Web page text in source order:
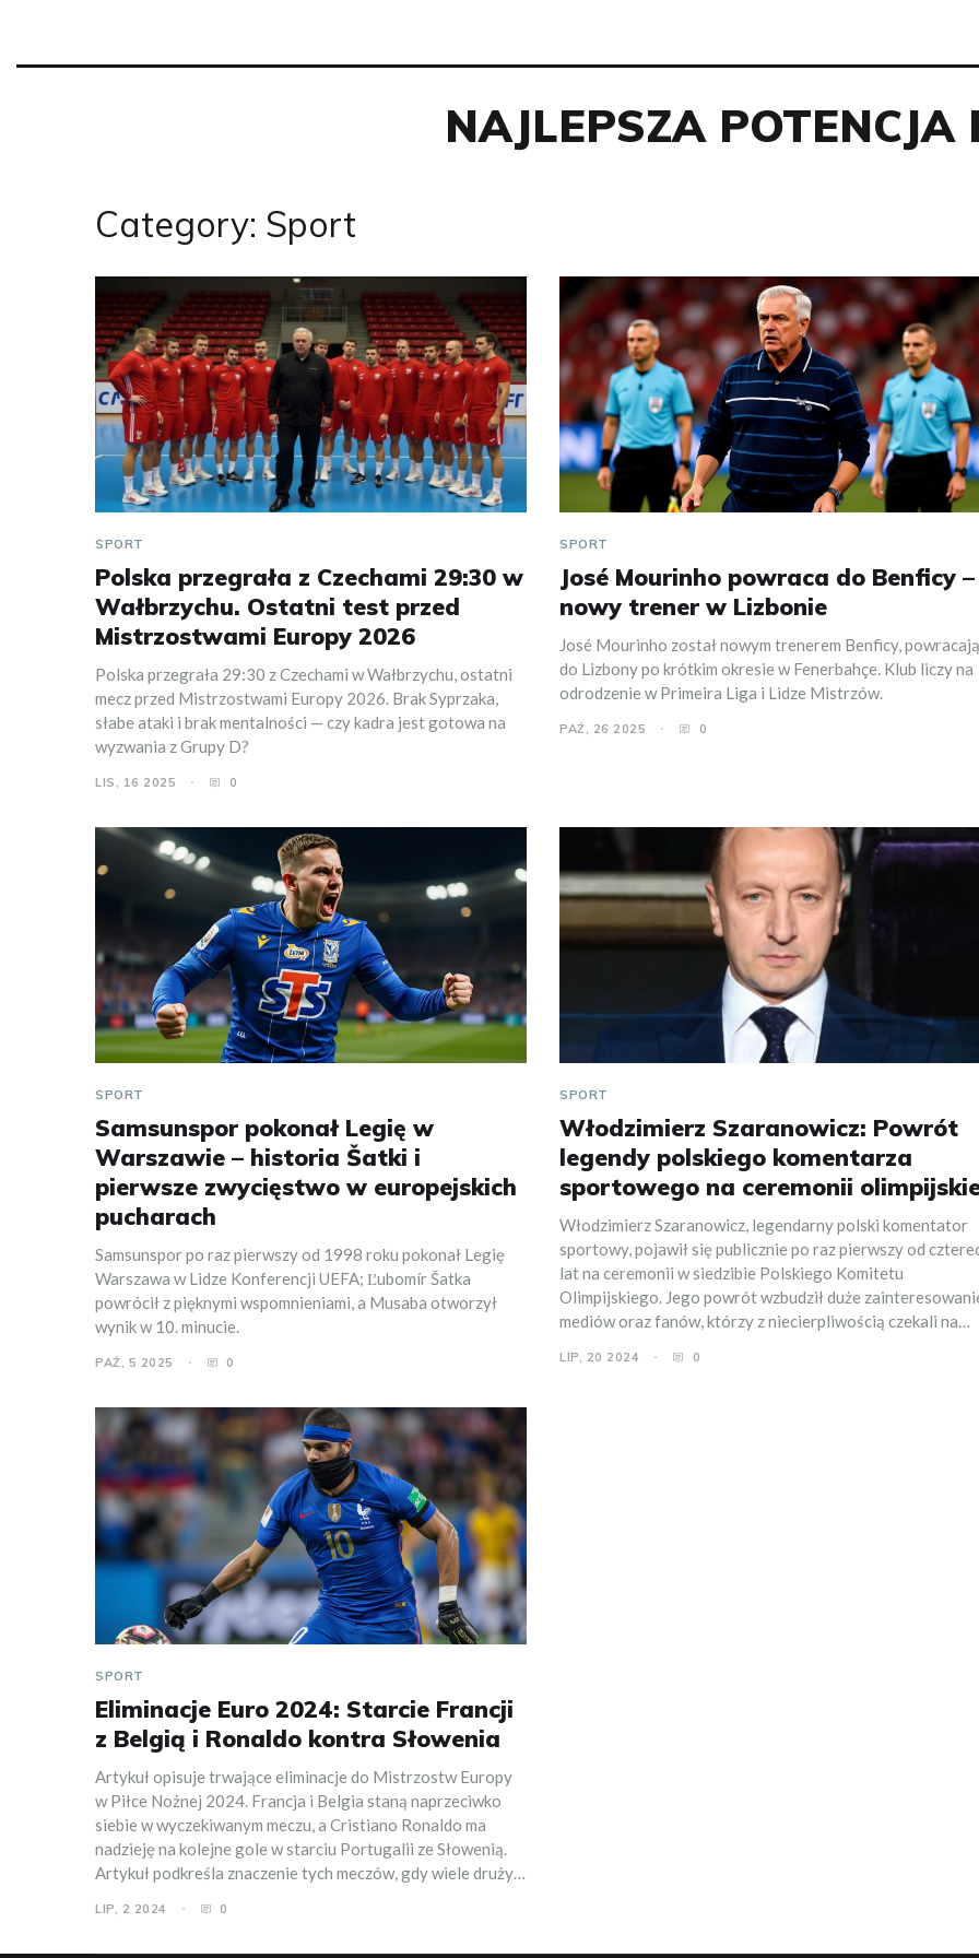
NAJLEPSZA POTENCJA
Category: Sport
SPORT
Polska przegrała z Czechami 29:30 w
Wałbrzychu. Ostatni test przed
Mistrzostwami Europy 2026
Polska przegrała 29:30 z Czechami w Wałbrzychu, ostatni
mecz przed Mistrzostwami Europy 2026. Brak Syprzaka,
słabe ataki i brak mentalności — czy kadra jest gotowa na
wyzwania z Grupy D?
LIS, 16 2025 0
SPORT
José Mourinho powraca do Benficy –
nowy trener w Lizbonie
José Mourinho został nowym trenerem Benficy,
do Lizbony po krótkim okresie w Fenerbahçe. Klub liczy na
odrodzenie w Primeira Liga i Lidze Mistrzów.
PAŹ, 26 2025 0
SPORT
Samsunspor pokonał Legię w
Warszawie – historia Šatki i
pierwsze zwycięstwo w europejskich
pucharach
Samsunspor po raz pierwszy od 1998 roku pokonał Legię
Warszawa w Lidze Konferencji UEFA; Ľubomír Šatka
powrócił z pięknymi wspomnieniami, a Musaba otworzył
wynik w 10. minucie.
PAŹ, 5 2025 0
SPORT
Włodzimierz Szaranowicz: Powrót
legendy polskiego komentarza
sportowego na ceremonii
Włodzimierz Szaranowicz, legendarny polski komentator
sportowy, pojawił się publicznie po raz pierwszy od
lat na ceremonii w siedzibie Polskiego Komitetu
Olimpijskiego. Jego powrót wzbudził duże
mediów oraz fanów, którzy z niecierpliwością czekali na
LIP, 20 2024 0
SPORT
Eliminacje Euro 2024: Starcie Francji
z Belgią i Ronaldo kontra Słowenia
Artykuł opisuje trwające eliminacje do Mistrzostw Europy
w Piłce Nożnej 2024. Francja i Belgia staną naprzeciwko
siebie w wyczekiwanym meczu, a Cristiano Ronaldo ma
nadzieję na kolejne gole w starciu Portugalii ze Słowenią.
Artykuł podkreśla znaczenie tych meczów, gdy wiele drużyn
LIP, 2 2024 0